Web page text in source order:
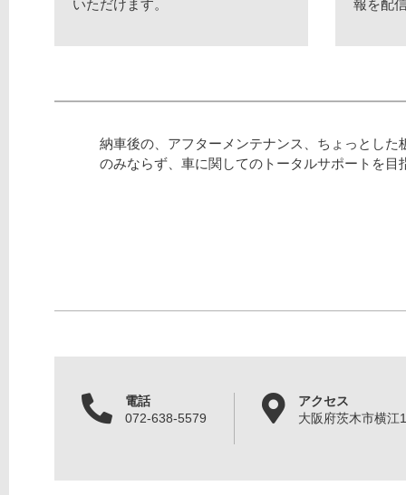
いただけます。
報を配
納車後の、アフターメンテナンス、ちょっとした
のみならず、車に関してのトータルサポートを目
電話
072-638-5579
アクセス
大阪府茨木市横江